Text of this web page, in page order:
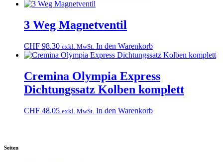
3 Weg Magnetventil
CHF 98.30 exkl. MwSt. In den Warenkorb
Cremina Olympia Express
Dichtungssatz Kolben komplett
CHF 48.05 exkl. MwSt. In den Warenkorb
Seiten